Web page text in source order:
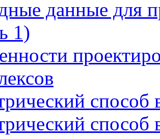
данные для
1)
способ
способ